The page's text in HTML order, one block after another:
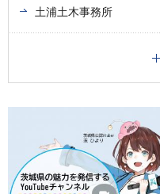
土浦土木事務所